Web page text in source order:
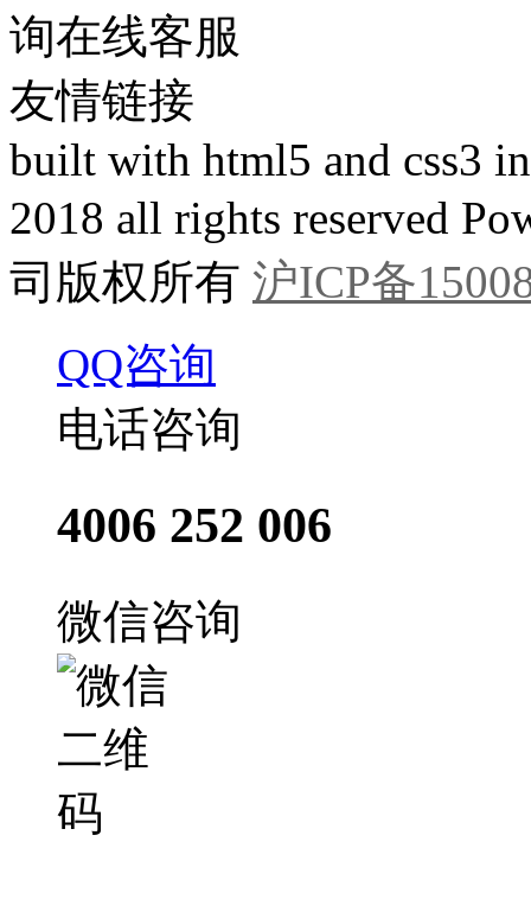
询在线客服
友情链接
built with html5 and css3
2018 all rights reserved
司版权所有 沪ICP备
QQ咨询
电话咨询
4006 252 006
微信咨询